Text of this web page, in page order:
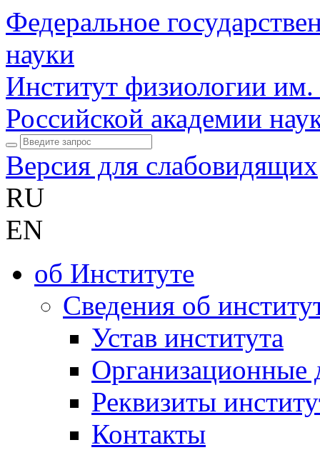
Федеральное
науки
Институт физиологии
Российской академии
Версия для слабовидящих
RU
EN
об Институте
Сведения об
Устав института
Организационные
Реквизиты
Контакты